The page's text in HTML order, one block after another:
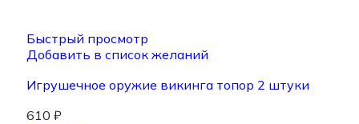
Быстрый просмотр
Добавить в список желаний
Игрушечное оружие викинга топор 2 штуки
610 ₽